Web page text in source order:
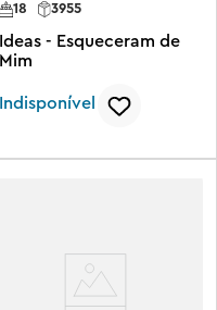
3955
18
Ideas - Esqueceram de
Mim
Indisponível